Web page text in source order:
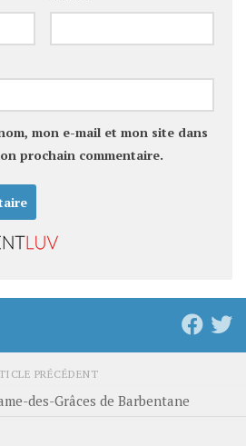
mon e-mail et mon site dans
prochain commentaire.
PRÉCÉDENT
des-Grâces de Barbentane